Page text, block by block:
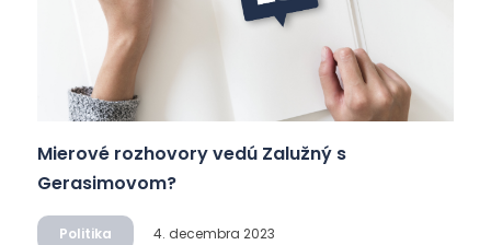
Mierové rozhovory vedú Zalužný s
Gerasimovom?
Politika 4. decembra 2023